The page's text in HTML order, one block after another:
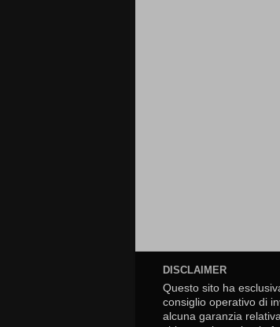
DISCLAIMER
Questo sito ha
consiglio operativo di
alcuna garanzia